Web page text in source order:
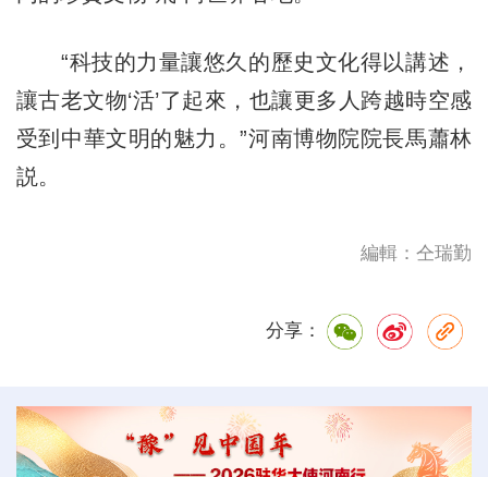
“科技的力量讓悠久的歷史文化得以講述，
讓古老文物‘活’了起來，也讓更多人跨越時空感
受到中華文明的魅力。”河南博物院院長馬蕭林
説。
編輯：仝瑞勤
分享：